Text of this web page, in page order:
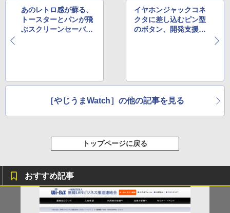
あのレトロ感が蘇る、
トースターとパンが飛
ぶスクリーンセーバー
イヤホンジャックコネ
クタに差し込むピン型
のボタン、開発支援の
［やじうまWatch］の他の記事を見る
トップページに戻る
おすすめ記事